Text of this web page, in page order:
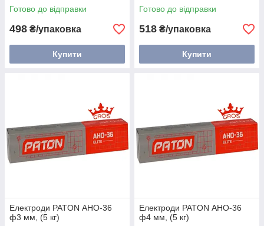
Готово до відправки
498 ₴/упаковка
Купити
Готово до відправки
518 ₴/упаковка
Купити
Електроди PATON АНО-36
ф3 мм, (5 кг)
Електроди PATON АНО-36
ф4 мм, (5 кг)